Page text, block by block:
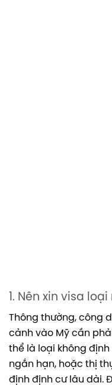
1. Nên xin visa
Thông thường, công
cảnh vào Mỹ cần
thể là loại không
ngắn hạn, hoặc thị
định định cư lâu dài.